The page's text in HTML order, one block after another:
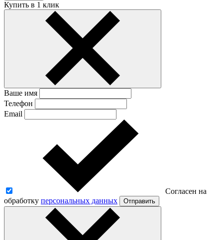
Купить в 1 клик
Ваше имя
Телефон
Email
Согласен на
обработку персональных данных Отправить